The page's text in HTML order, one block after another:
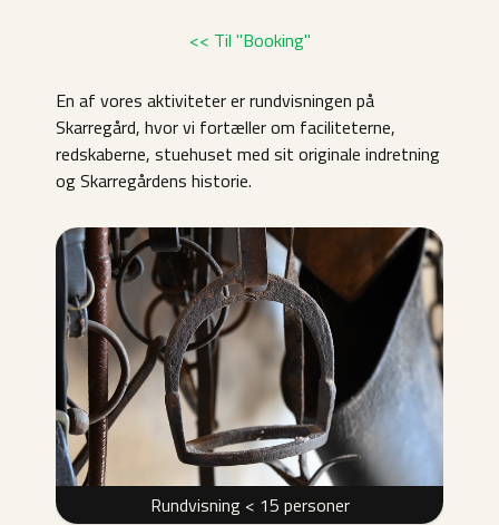
<< Til "Booking"
En af vores aktiviteter er rundvisningen på
Skarregård, hvor vi fortæller om faciliteterne,
redskaberne, stuehuset med sit originale indretning
og Skarregårdens historie.
Rundvisning < 15 personer